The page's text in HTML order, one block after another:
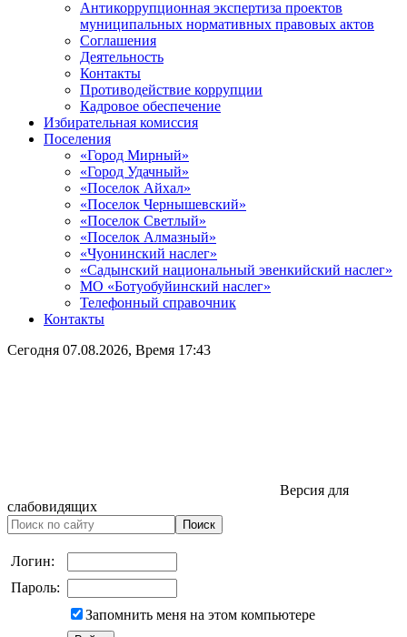
Антикоррупционная экспертиза проектов
муниципальных нормативных правовых актов
Соглашения
Деятельность
Контакты
Противодействие коррупции
Кадровое обеспечение
Избирательная комиссия
Поселения
«Город Мирный»
«Город Удачный»
«Поселок Айхал»
«Поселок Чернышевский»
«Поселок Светлый»
«Поселок Алмазный»
«Чуонинский наслег»
«Садынский национальный эвенкийский наслег»
МО «Ботуобуйинский наслег»
Телефонный справочник
Контакты
Сегодня 07.08.2026, Время 17:43
Версия для
слабовидящих
Логин:
Пароль:
Запомнить меня на этом компьютере